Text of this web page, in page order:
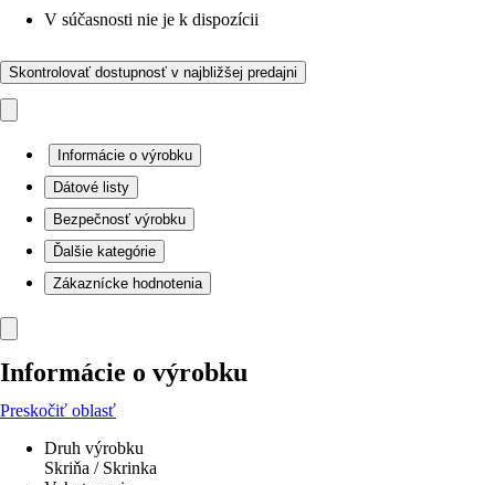
V súčasnosti nie je k dispozícii
Skontrolovať dostupnosť v najbližšej predajni
Informácie o výrobku
Dátové listy
Bezpečnosť výrobku
Ďalšie kategórie
Zákaznícke hodnotenia
Informácie o výrobku
Preskočiť oblasť
Druh výrobku
Skriňa / Skrinka